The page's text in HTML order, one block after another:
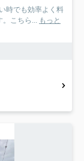
時でも効率よく料
。こちら... もっと